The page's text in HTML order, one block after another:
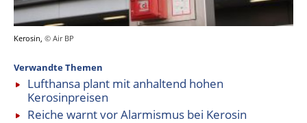
Kerosin, © Air BP
Verwandte Themen
Lufthansa plant mit anhaltend hohen
Kerosinpreisen
Reiche warnt vor Alarmismus bei Kerosin